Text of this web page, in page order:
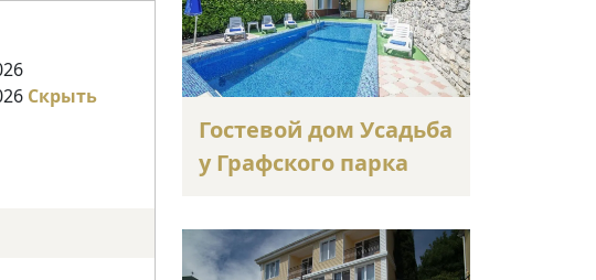
Скрыть
Гостевой дом Усадьба
у Графского парка